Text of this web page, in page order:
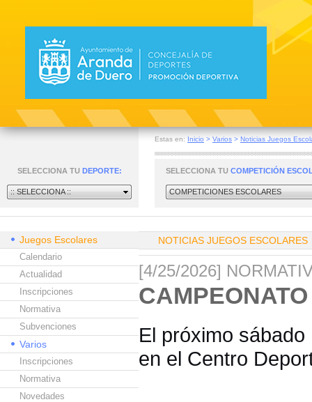
Estas en: Inicio > Varios > Noticias Juegos
SELECCIONA TU DEPORTE:
:: SELECCIONA ::
SELECCIONA TU COMPETICIÓN
COMPETICIONES ESCOLARES
Juegos Escolares
Calendario
Actualidad
Inscripciones
Normativa
Subvenciones
Varios
Inscripciones
Normativa
Novedades
NOTICIAS JUEGOS ESCOLARES
[4/25/2026]
El próximo
en el Centro